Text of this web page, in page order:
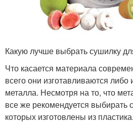
Какую лучше выбрать сушилку
Что касается материала
всего они изготавливаются либо
металла. Несмотря на то, что
все же рекомендуется выбирать
которых изготовлены из